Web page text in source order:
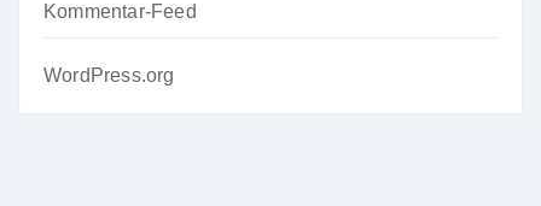
Kommentar-Feed
WordPress.org